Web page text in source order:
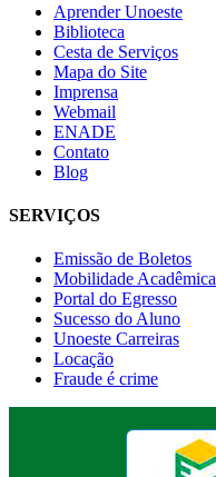
Aprender Unoeste
Biblioteca
Cesta de Serviços
Mapa do Site
Imprensa
Webmail
ENADE
Contato
Blog
SERVIÇOS
Emissão de Boletos
Mobilidade Acadêmica
Portal do Egresso
Sucesso do Aluno
Unoeste Carreiras
Locação
Fraude é crime